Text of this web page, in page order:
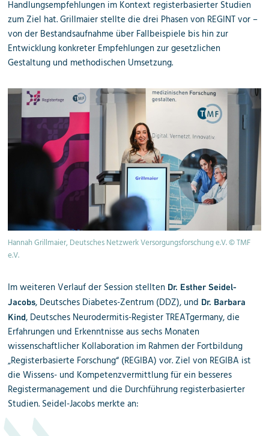
Handlungsempfehlungen im Kontext registerbasierter Studien
zum Ziel hat. Grillmaier stellte die drei Phasen von REGINT vor –
von der Bestandsaufnahme über Fallbeispiele bis hin zur
Entwicklung konkreter Empfehlungen zur gesetzlichen
Gestaltung und methodischen Umsetzung.
Hannah Grillmaier, Deutsches Netzwerk Versorgungsforschung e.V. © TMF
e.V.
Im weiteren Verlauf der Session stellten Dr. Esther Seidel-
Jacobs, Deutsches Diabetes-Zentrum (DDZ), und Dr. Barbara
Kind, Deutsches Neurodermitis-Register TREATgermany, die
Erfahrungen und Erkenntnisse aus sechs Monaten
wissenschaftlicher Kollaboration im Rahmen der Fortbildung
„Registerbasierte Forschung“ (REGIBA) vor. Ziel von REGIBA ist
die Wissens- und Kompetenzvermittlung für ein besseres
Registermanagement und die Durchführung registerbasierter
Studien. Seidel-Jacobs merkte an: